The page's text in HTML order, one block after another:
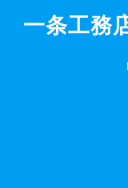
一条工務